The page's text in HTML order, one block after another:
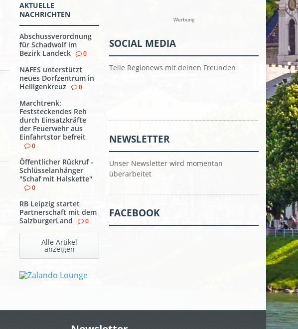
AKTUELLE
NACHRICHTEN
Abschussverordnung
für Schadwolf im
Bezirk Landeck
0
NAFES unterstützt
neues Dorfzentrum in
Heiligenkreuz
0
Marchtrenk:
Feststeckendes Reh
durch Einsatzkräfte
der Feuerwehr aus
Einfahrtstor befreit
0
Öffentlicher Rückruf -
Schlüsselanhänger
"Schaf mit Halskette"
0
RB Leipzig startet
Partnerschaft mit dem
SalzburgerLand
0
Alle Artikel
anzeigen
Werbung
SOCIAL MEDIA
Teile Regionews mit deinen Freunden
NEWSLETTER
Unser Newsletter wird momentan
überarbeitet
FACEBOOK